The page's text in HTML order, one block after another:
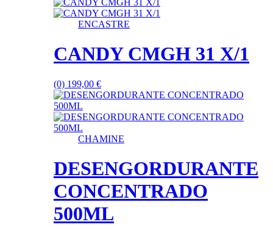
ENCASTRE
CANDY CMGH 31 X/1
(0) 199,00 €
CHAMINE
DESENGORDURANTE
CONCENTRADO
500ML